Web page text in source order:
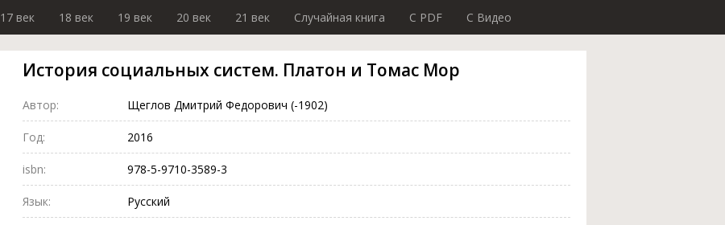
17 век 18 век 19 век 20 век 21 век Случайная книга C PDF C Видео
История социальных систем. Платон и Томас Мор
Автор: Щеглов Дмитрий Федорович (-1902)
Год: 2016
isbn: 978-5-9710-3589-3
Язык: Русский